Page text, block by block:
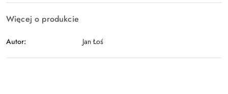
Więcej o produkcie
Autor: Jan Łoś